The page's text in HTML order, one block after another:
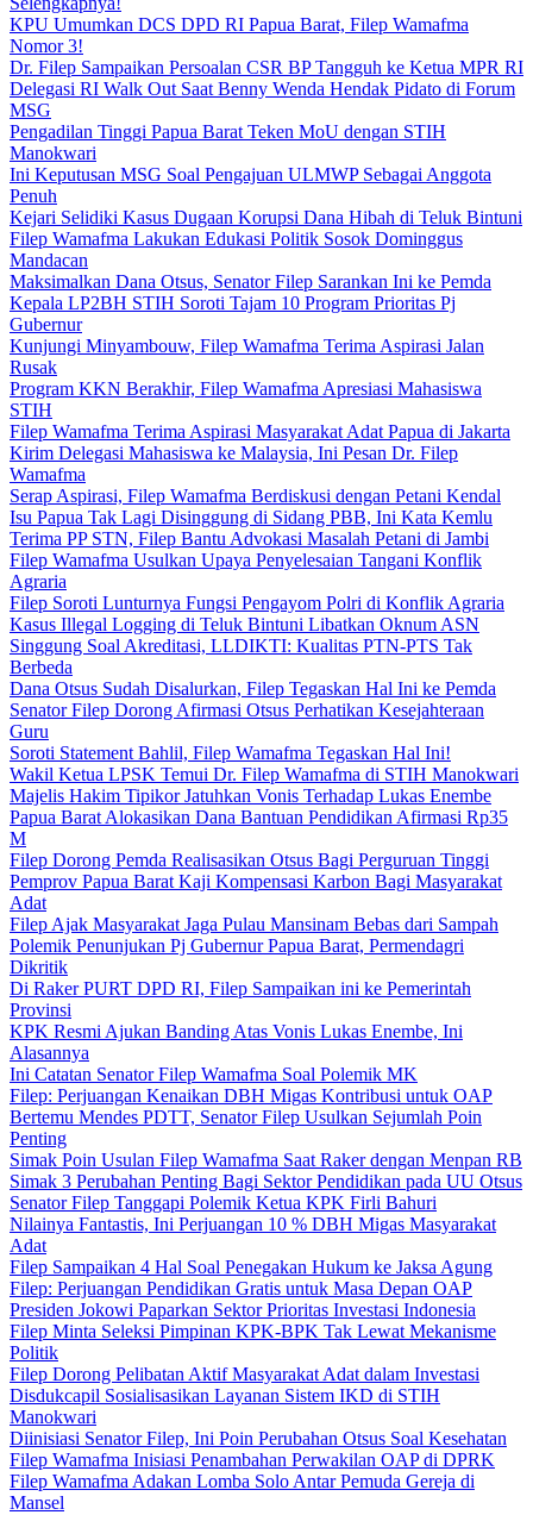
KPU Umumkan DCS DPD RI Papua Barat, Filep Wamafma
Nomor 3!
Dr. Filep Sampaikan Persoalan CSR BP Tangguh ke Ketua MPR RI
Delegasi RI Walk Out Saat Benny Wenda Hendak Pidato di Forum
MSG
Pengadilan Tinggi Papua Barat Teken MoU dengan STIH
Manokwari
Ini Keputusan MSG Soal Pengajuan ULMWP Sebagai Anggota
Penuh
Kejari Selidiki Kasus Dugaan Korupsi Dana Hibah di Teluk Bintuni
Filep Wamafma Lakukan Edukasi Politik Sosok Dominggus
Mandacan
Maksimalkan Dana Otsus, Senator Filep Sarankan Ini ke Pemda
Kepala LP2BH STIH Soroti Tajam 10 Program Prioritas Pj
Gubernur
Kunjungi Minyambouw, Filep Wamafma Terima Aspirasi Jalan
Rusak
Program KKN Berakhir, Filep Wamafma Apresiasi Mahasiswa
STIH
Filep Wamafma Terima Aspirasi Masyarakat Adat Papua di Jakarta
Kirim Delegasi Mahasiswa ke Malaysia, Ini Pesan Dr. Filep
Wamafma
Serap Aspirasi, Filep Wamafma Berdiskusi dengan Petani Kendal
Isu Papua Tak Lagi Disinggung di Sidang PBB, Ini Kata Kemlu
Terima PP STN, Filep Bantu Advokasi Masalah Petani di Jambi
Filep Wamafma Usulkan Upaya Penyelesaian Tangani Konflik
Agraria
Filep Soroti Lunturnya Fungsi Pengayom Polri di Konflik Agraria
Kasus Illegal Logging di Teluk Bintuni Libatkan Oknum ASN
Singgung Soal Akreditasi, LLDIKTI: Kualitas PTN-PTS Tak
Berbeda
Dana Otsus Sudah Disalurkan, Filep Tegaskan Hal Ini ke Pemda
Senator Filep Dorong Afirmasi Otsus Perhatikan Kesejahteraan
Guru
Soroti Statement Bahlil, Filep Wamafma Tegaskan Hal Ini!
Wakil Ketua LPSK Temui Dr. Filep Wamafma di STIH Manokwari
Majelis Hakim Tipikor Jatuhkan Vonis Terhadap Lukas Enembe
Papua Barat Alokasikan Dana Bantuan Pendidikan Afirmasi Rp35
M
Filep Dorong Pemda Realisasikan Otsus Bagi Perguruan Tinggi
Pemprov Papua Barat Kaji Kompensasi Karbon Bagi Masyarakat
Adat
Filep Ajak Masyarakat Jaga Pulau Mansinam Bebas dari Sampah
Polemik Penunjukan Pj Gubernur Papua Barat, Permendagri
Dikritik
Di Raker PURT DPD RI, Filep Sampaikan ini ke Pemerintah
Provinsi
KPK Resmi Ajukan Banding Atas Vonis Lukas Enembe, Ini
Alasannya
Ini Catatan Senator Filep Wamafma Soal Polemik MK
Filep: Perjuangan Kenaikan DBH Migas Kontribusi untuk OAP
Bertemu Mendes PDTT, Senator Filep Usulkan Sejumlah Poin
Penting
Simak Poin Usulan Filep Wamafma Saat Raker dengan Menpan RB
Simak 3 Perubahan Penting Bagi Sektor Pendidikan pada UU Otsus
Senator Filep Tanggapi Polemik Ketua KPK Firli Bahuri
Nilainya Fantastis, Ini Perjuangan 10 % DBH Migas Masyarakat
Adat
Filep Sampaikan 4 Hal Soal Penegakan Hukum ke Jaksa Agung
Filep: Perjuangan Pendidikan Gratis untuk Masa Depan OAP
Presiden Jokowi Paparkan Sektor Prioritas Investasi Indonesia
Filep Minta Seleksi Pimpinan KPK-BPK Tak Lewat Mekanisme
Politik
Filep Dorong Pelibatan Aktif Masyarakat Adat dalam Investasi
Disdukcapil Sosialisasikan Layanan Sistem IKD di STIH
Manokwari
Diinisiasi Senator Filep, Ini Poin Perubahan Otsus Soal Kesehatan
Filep Wamafma Inisiasi Penambahan Perwakilan OAP di DPRK
Filep Wamafma Adakan Lomba Solo Antar Pemuda Gereja di
Mansel